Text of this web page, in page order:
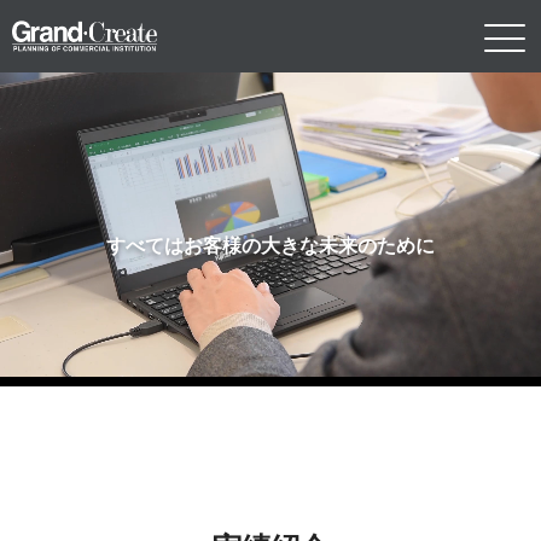
すべてはお客様の大きな未来のために